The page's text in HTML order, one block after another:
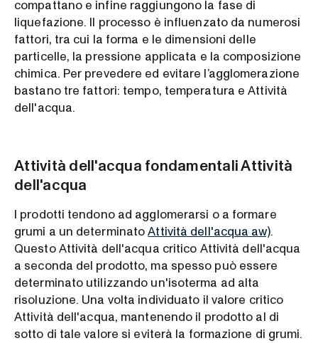
compattano e infine raggiungono la fase di
liquefazione. Il processo è influenzato da numerosi
fattori, tra cui la forma e le dimensioni delle
particelle, la pressione applicata e la composizione
chimica. Per prevedere ed evitare l’agglomerazione
bastano tre fattori: tempo, temperatura e Attività
dell'acqua.
Attività dell'acqua fondamentali Attività
dell'acqua
I prodotti tendono ad agglomerarsi o a formare
grumi a un determinatoAttività dell'acqua aw).
Questo Attività dell'acqua critico Attività dell'acqua
a seconda del prodotto, ma spesso può essere
determinato utilizzando un'isoterma ad alta
risoluzione. Una volta individuato il valore critico
Attività dell'acqua, mantenendo il prodotto al di
sotto di tale valore si eviterà la formazione di grumi.